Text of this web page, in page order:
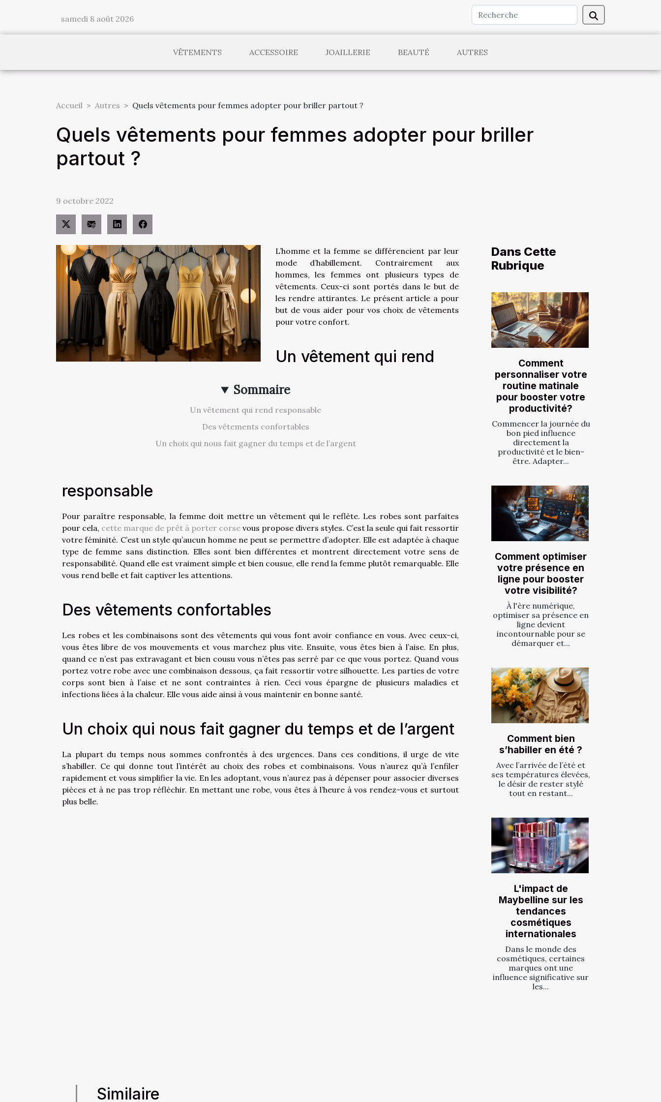
samedi 8 août 2026
VÊTEMENTS ACCESSOIRE JOAILLERIE BEAUTÉ AUTRES
Accueil Autres Quels vêtements pour femmes adopter pour briller partout ?
Quels vêtements pour femmes adopter pour briller
partout ?
9 octobre 2022
Sommaire
Un vêtement qui rend responsable
Des vêtements confortables
Un choix qui nous fait gagner du temps et de l’argent
L’homme et la femme se différencient par leur
mode d’habillement. Contrairement aux
hommes, les femmes ont plusieurs types de
vêtements. Ceux-ci sont portés dans le but de
les rendre attirantes. Le présent article a pour
but de vous aider pour vos choix de vêtements
pour votre confort.
Un vêtement qui rend
responsable
Pour paraître responsable, la femme doit mettre un vêtement qui le reflète. Les robes sont parfaites
pour cela, cette marque de prêt à porter corse vous propose divers styles. C’est la seule qui fait ressortir
votre féminité. C’est un style qu’aucun homme ne peut se permettre d’adopter. Elle est adaptée à chaque
type de femme sans distinction. Elles sont bien différentes et montrent directement votre sens de
responsabilité. Quand elle est vraiment simple et bien cousue, elle rend la femme plutôt remarquable. Elle
vous rend belle et fait captiver les attentions.
Des vêtements confortables
Les robes et les combinaisons sont des vêtements qui vous font avoir confiance en vous. Avec ceux-ci,
vous êtes libre de vos mouvements et vous marchez plus vite. Ensuite, vous êtes bien à l’aise. En plus,
quand ce n’est pas extravagant et bien cousu vous n’êtes pas serré par ce que vous portez. Quand vous
portez votre robe avec une combinaison dessous, ça fait ressortir votre silhouette. Les parties de votre
corps sont bien à l’aise et ne sont contraintes à rien. Ceci vous épargne de plusieurs maladies et
infections liées à la chaleur. Elle vous aide ainsi à vous maintenir en bonne santé.
Un choix qui nous fait gagner du temps et de l’argent
La plupart du temps nous sommes confrontés à des urgences. Dans ces conditions, il urge de vite
s’habiller. Ce qui donne tout l’intérêt au choix des robes et combinaisons. Vous n’aurez qu’à l’enfiler
rapidement et vous simplifier la vie. En les adoptant, vous n’aurez pas à dépenser pour associer diverses
pièces et à ne pas trop réfléchir. En mettant une robe, vous êtes à l’heure à vos rendez-vous et surtout
plus belle.
Dans Cette
Rubrique
Comment
personnaliser votre
routine matinale
pour booster votre
productivité?
Commencer la journée du
bon pied influence
directement la
productivité et le bien-
être. Adapter...
Comment optimiser
votre présence en
ligne pour booster
votre visibilité?
À l'ère numérique,
optimiser sa présence en
ligne devient
incontournable pour se
démarquer et...
Comment bien
s’habiller en été ?
Avec l’arrivée de l’été et
ses températures élevées,
le désir de rester stylé
tout en restant...
L'impact de
Maybelline sur les
tendances
cosmétiques
internationales
Dans le monde des
cosmétiques, certaines
marques ont une
influence significative sur
les...
Similaire